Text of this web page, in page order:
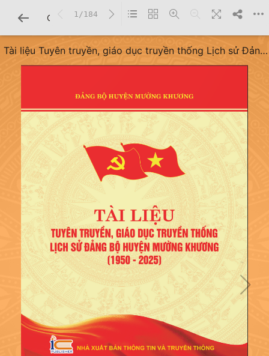
CHI TIẾT SÁCH
Tài liệu Tuyên truyền, giáo dục truyền thống Lịch sử Đảng
1/184